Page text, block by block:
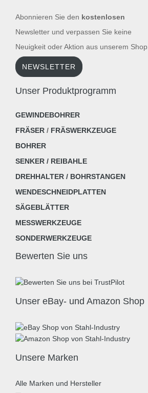
Abonnieren Sie den kostenlosen
Newsletter und verpassen Sie keine
Neuigkeit oder Aktion aus unserem Shop.
NEWSLETTER
Unser Produktprogramm
GEWINDEBOHRER
FRÄSER / FRÄSWERKZEUGE
BOHRER
SENKER / REIBAHLE
DREHHALTER / BOHRSTANGEN
WENDESCHNEIDPLATTEN
SÄGEBLÄTTER
MESSWERKZEUGE
SONDERWERKZEUGE
Bewerten Sie uns
Unser eBay- und Amazon Shop
Unsere Marken
Alle Marken und Hersteller